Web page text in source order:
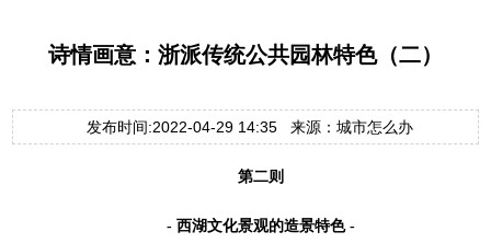
诗情画意：浙派传统公共园林特色（二）
发布时间:2022-04-29 14:35 来源：城市怎么办
第二则
- 西湖文化景观的造景特色 -